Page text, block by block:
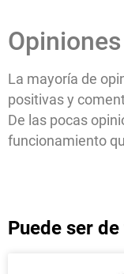
La mayoría de
positivas y
De las pocas
funcionamiento
Puede ser